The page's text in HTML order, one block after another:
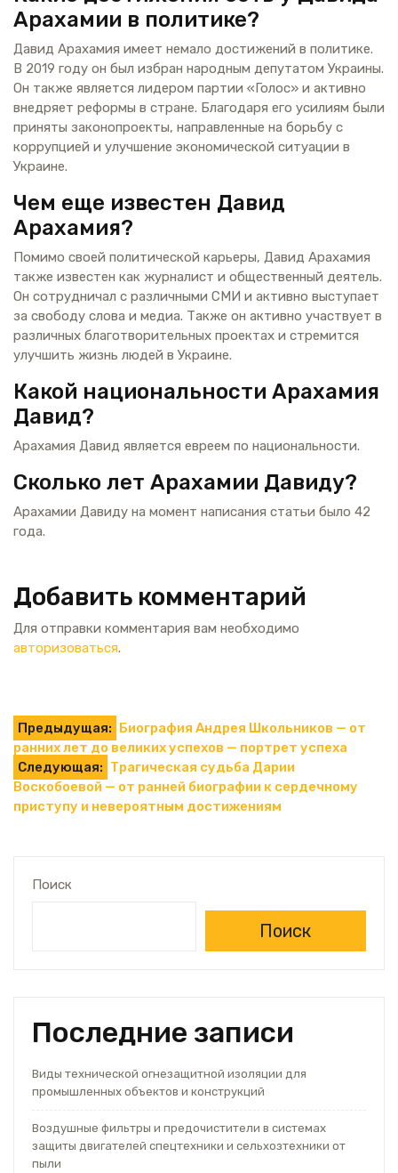
Арахамии в политике?
Давид Арахамия имеет немало достижений в политике.
В 2019 году он был избран народным депутатом Украины.
Он также является лидером партии «Голос» и активно
внедряет реформы в стране. Благодаря его усилиям были
приняты законопроекты, направленные на борьбу с
коррупцией и улучшение экономической ситуации в
Украине.
Чем еще известен Давид
Арахамия?
Помимо своей политической карьеры, Давид Арахамия
также известен как журналист и общественный деятель.
Он сотрудничал с различными СМИ и активно выступает
за свободу слова и медиа. Также он активно участвует в
различных благотворительных проектах и стремится
улучшить жизнь людей в Украине.
Какой национальности Арахамия
Давид?
Арахамия Давид является евреем по национальности.
Сколько лет Арахамии Давиду?
Арахамии Давиду на момент написания статьи было 42
года.
Добавить комментарий
Для отправки комментария вам необходимо
авторизоваться.
Навигация
по
записям
Предыдущая: Биография Андрея Школьников — от
ранних лет до великих успехов — портрет успеха
Следующая: Трагическая судьба Дарии
Воскобоевой — от ранней биографии к сердечному
приступу и невероятным достижениям
Поиск
Поиск
Последние записи
Виды технической огнезащитной изоляции для
промышленных объектов и конструкций
Воздушные фильтры и предочистители в системах
защиты двигателей спецтехники и сельхозтехники от
пыли